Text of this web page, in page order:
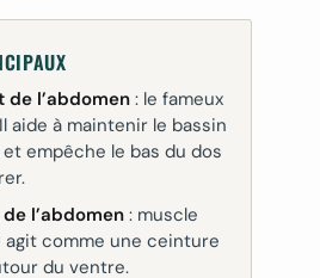
de l’abdomen: le fameux
aide à maintenir le bassin
empêche le bas du dos
l’abdomen: muscle
agit comme une ceinture
du ventre.